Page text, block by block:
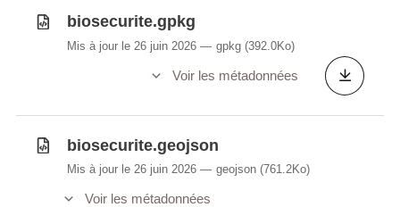
biosecurite.gpkg
Mis à jour le 26 juin 2026 gpkg (392.0Ko)
Voir les métadonnées
biosecurite.geojson
Mis à jour le 26 juin 2026 geojson (761.2Ko)
Voir les métadonnées